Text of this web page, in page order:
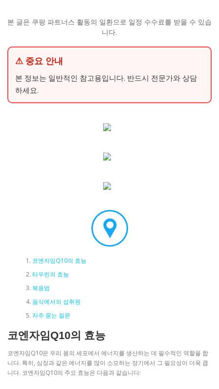
본 글은 쿠팡 파트너스 활동의 일환으로 일정 수수료를 받을 수 있습
니다.
⚠ 중요 안내
본 정보는 일반적인 참고용입니다. 반드시 전문가와 상담
하세요.
코엔자임Q10의 효능
타우린의 효능
복용법
음식에서의 섭취원
자주 묻는 질문
코엔자임Q10의 효능
코엔자임Q10은 우리 몸의 세포에서 에너지를 생산하는 데 필수적인 역할을 합
니다. 특히, 심장과 같은 에너지를 많이 소모하는 장기에서 그 필요성이 더욱 큽
니다. 코엔자임Q10의 주요 효능은 다음과 같습니다: